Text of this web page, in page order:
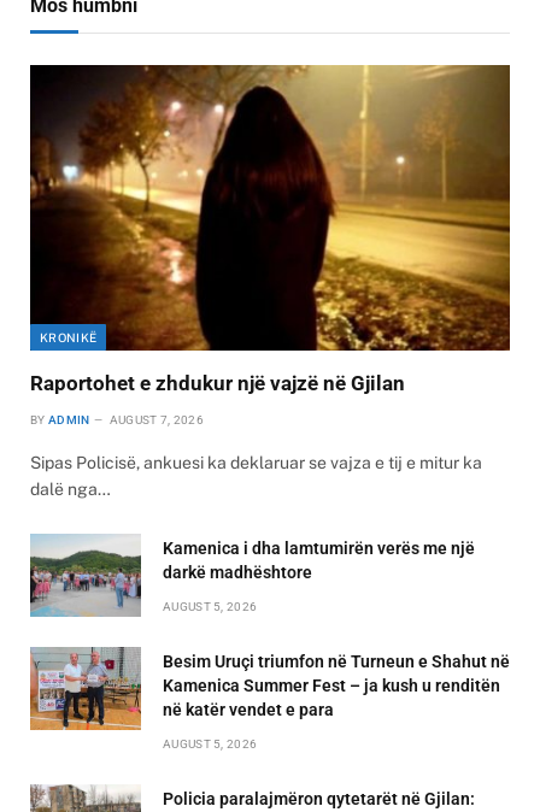
Mos humbni
KRONIKË
Raportohet e zhdukur një vajzë në Gjilan
BY ADMIN AUGUST 7, 2026
Sipas Policisë, ankuesi ka deklaruar se vajza e tij e mitur ka
dalë nga…
Kamenica i dha lamtumirën verës me një
darkë madhështore
AUGUST 5, 2026
Besim Uruçi triumfon në Turneun e Shahut në
Kamenica Summer Fest – ja kush u renditën
në katër vendet e para
AUGUST 5, 2026
Policia paralajmëron qytetarët në Gjilan: